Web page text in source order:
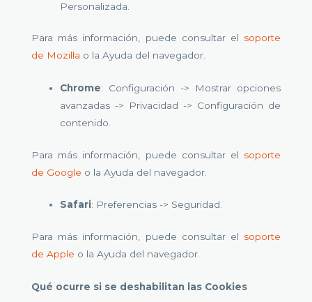
Personalizada.
Para más información, puede consultar el soporte
de Mozilla o la Ayuda del navegador.
Chrome: Configuración -> Mostrar opciones
avanzadas -> Privacidad -> Configuración de
contenido.
Para más información, puede consultar el soporte
de Google o la Ayuda del navegador.
Safari: Preferencias -> Seguridad.
Para más información, puede consultar el soporte
de Apple o la Ayuda del navegador.
Qué ocurre si se deshabilitan las Cookies